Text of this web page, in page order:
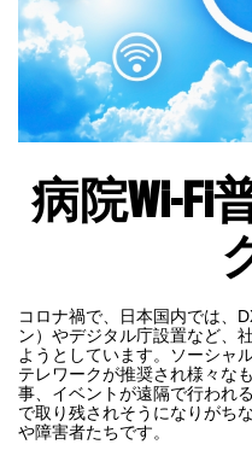
病院Wi-Fi
コロナ禍で、日本国内では、
ン）やデジタル庁設置など、
ようとしています。ソーシャ
テレワークが推奨され様々な
事、イベントが遠隔で行われ
で取り残されそうになりがち
や障害者たちです。